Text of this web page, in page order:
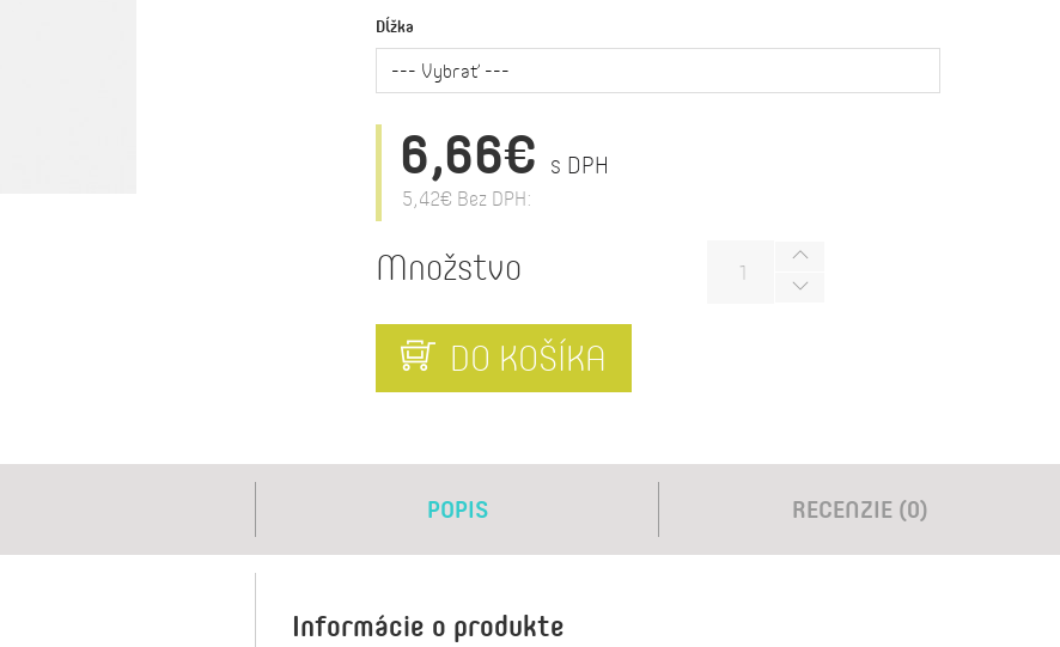
Dĺžka
6,66€ s DPH
5,42€ Bez DPH:
Množstvo
DO KOŠÍKA
POPIS RECENZIE (0)
Informácie o produkte